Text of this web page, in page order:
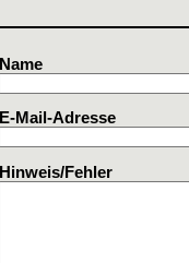
Name
E-Mail-Adresse
Hinweis/Fehler